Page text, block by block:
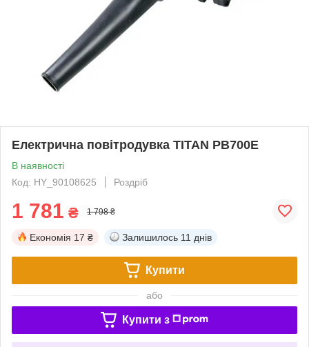
Електрична повітродувка TITAN PB700E
В наявності
Код: HY_90108625
Роздріб
1 781 ₴ 1 798 ₴
Економія 17 ₴ Залишилось 11 днів
Купити
або
Купити з